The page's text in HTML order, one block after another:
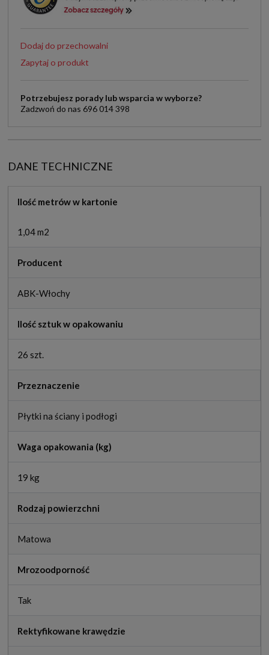
Dodaj do przechowalni
Zapytaj o produkt
Potrzebujesz porady lub wsparcia w wyborze?
Zadzwoń do nas 696 014 398
DANE TECHNICZNE
Ilość metrów w kartonie
1,04 m2
Producent
ABK-Włochy
Ilość sztuk w opakowaniu
26 szt.
Przeznaczenie
Płytki na ściany i podłogi
Waga opakowania (kg)
19 kg
Rodzaj powierzchni
Matowa
Mrozoodporność
Tak
Rektyfikowane krawędzie